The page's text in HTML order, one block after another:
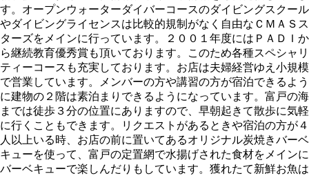
す。オープンウォーターダイバーコースのダイビングスクール
やダイビングライセンスは比較的規制がなく自由なＣＭＡＳス
ターズをメインに行っています。２００１年度にはＰＡＤＩか
ら継続教育優秀賞も頂いております。このため各種スペシャリ
ティーコースも充実しております。お店は夫婦経営ゆえ小規模
で営業しています。メンバーの方や講習の方が宿泊できるよう
に建物の２階は素泊まりできるようになっています。富戸の海
までは徒歩３分の位置にありますので、早朝起きて散歩に気軽
に行くこともできます。リクエストがあるときや宿泊の方が４
人以上いる時、お店の前に置いてあるオリジナル炭焼きバーベ
キューを使って、富戸の定置網で水揚げされた食材をメインに
バーベキューで楽しんだりもしています。獲れたて新鮮お魚は